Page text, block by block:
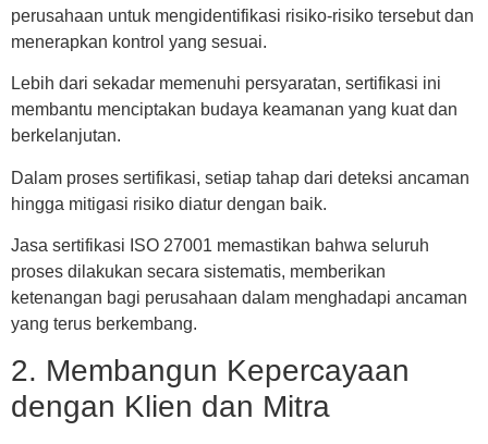
perusahaan untuk mengidentifikasi risiko-risiko tersebut dan
menerapkan kontrol yang sesuai.
Lebih dari sekadar memenuhi persyaratan, sertifikasi ini
membantu menciptakan budaya keamanan yang kuat dan
berkelanjutan.
Dalam proses sertifikasi, setiap tahap dari deteksi ancaman
hingga mitigasi risiko diatur dengan baik.
Jasa sertifikasi ISO 27001 memastikan bahwa seluruh
proses dilakukan secara sistematis, memberikan
ketenangan bagi perusahaan dalam menghadapi ancaman
yang terus berkembang.
2. Membangun Kepercayaan
dengan Klien dan Mitra